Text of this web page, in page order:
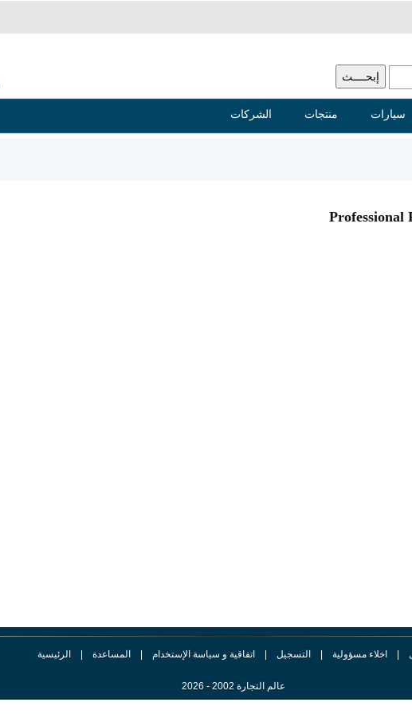
سيارات منتجات الشركات
اخلاء مسؤولية التسجيل اتفاقية و سياسة الإستخدام المساعدة الرئيسية
عالم التجارة 2002 - 2026